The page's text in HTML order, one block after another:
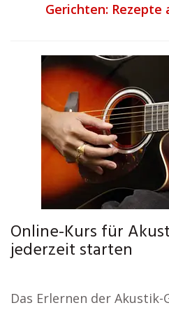
Gerichten: Rezepte
Online-Kurs für
jederzeit starten
Das Erlernen der